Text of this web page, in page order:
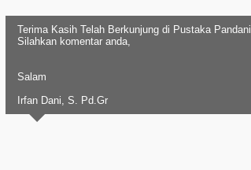
Terima Kasih Telah Berkunjung di Pustaka Pandani
Silahkan komentar anda,
Salam
Irfan Dani, S. Pd.Gr